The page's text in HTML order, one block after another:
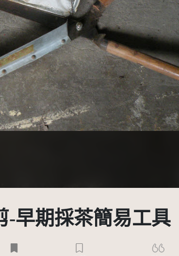
灣及其後版本(CC BY-NC 3.0 TW +)
-早期採茶簡易工具